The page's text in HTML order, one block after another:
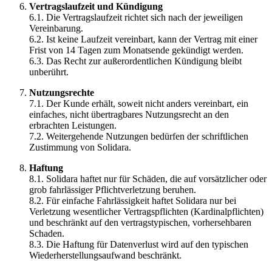
Vertragslaufzeit und Kündigung
6.1. Die Vertragslaufzeit richtet sich nach der jeweiligen
Vereinbarung.
6.2. Ist keine Laufzeit vereinbart, kann der Vertrag mit einer
Frist von 14 Tagen zum Monatsende gekündigt werden.
6.3. Das Recht zur außerordentlichen Kündigung bleibt
unberührt.
Nutzungsrechte
7.1. Der Kunde erhält, soweit nicht anders vereinbart, ein
einfaches, nicht übertragbares Nutzungsrecht an den
erbrachten Leistungen.
7.2. Weitergehende Nutzungen bedürfen der schriftlichen
Zustimmung von Solidara.
Haftung
8.1. Solidara haftet nur für Schäden, die auf vorsätzlicher oder
grob fahrlässiger Pflichtverletzung beruhen.
8.2. Für einfache Fahrlässigkeit haftet Solidara nur bei
Verletzung wesentlicher Vertragspflichten (Kardinalpflichten)
und beschränkt auf den vertragstypischen, vorhersehbaren
Schaden.
8.3. Die Haftung für Datenverlust wird auf den typischen
Wiederherstellungsaufwand beschränkt.